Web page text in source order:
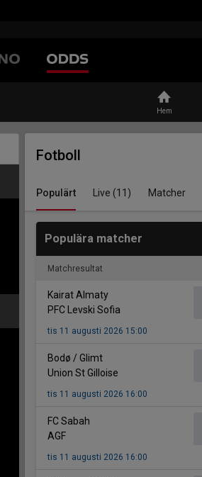
Hem
Fotboll
Populärt Live (11) Matcher
Populära matcher
Matchresultat
Kairat Almaty-
PFC Levski Sofia
tis 11 augusti 2026 15:00
Bodø / Glimt-
Union St Gilloise
tis 11 augusti 2026 16:00
FC Sabah
AGF
tis 11 augusti 2026 16:00